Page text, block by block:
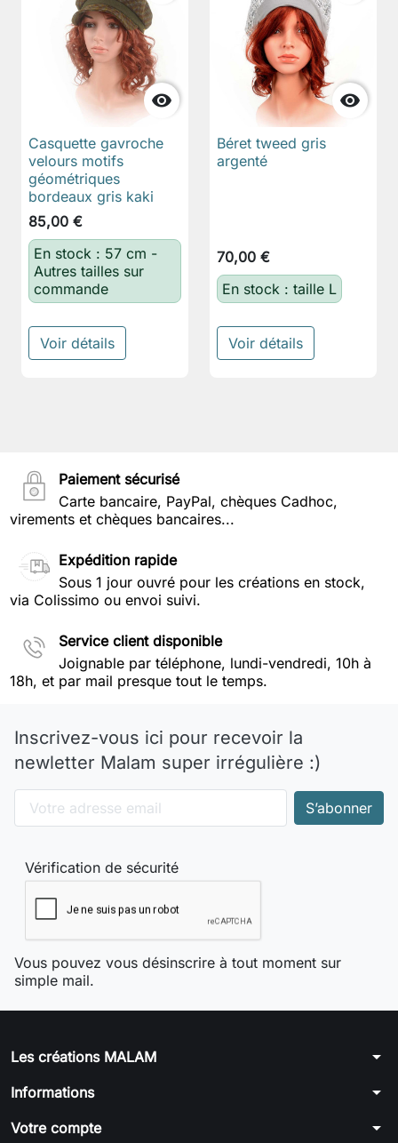

Casquette gavroche
velours motifs
géométriques
bordeaux gris kaki
85,00 €
En stock : 57 cm -
Autres tailles sur
commande
Voir détails

Béret tweed gris
argenté
70,00 €
En stock : taille L
Voir détails
Paiement sécurisé
Carte bancaire, PayPal, chèques Cadhoc,
virements et chèques bancaires...
Expédition rapide
Sous 1 jour ouvré pour les créations en stock,
via Colissimo ou envoi suivi.
Service client disponible
Joignable par téléphone, lundi-vendredi, 10h à
18h, et par mail presque tout le temps.
Inscrivez-vous ici pour recevoir la
newletter Malam super irrégulière :)
Vérification de sécurité
Vous pouvez vous désinscrire à tout moment sur
simple mail.
Les créations MALAM arrow_drop_down
Informations arrow_drop_down
Votre compte arrow_drop_down